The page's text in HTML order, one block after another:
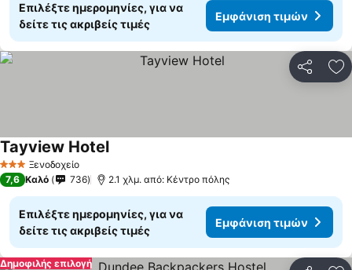
Επιλέξτε ημερομηνίες, για να
δείτε τις ακριβείς τιμές
Εμφάνιση τιμών
3 ΑστέριαΞενοδοχείο
Tayview HotelΕμφάνιση τιμών
7,6 Καλό 736 2.1 χλμ. από: Κέντρο πόλης
Επιλέξτε ημερομηνίες, για να
δείτε τις ακριβείς τιμές
Εμφάνιση τιμών
Δημοφιλής επιλογή